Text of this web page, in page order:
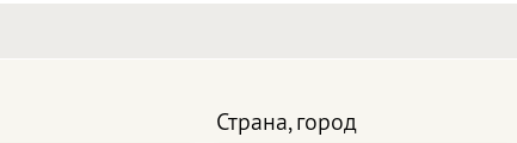
Страна, город